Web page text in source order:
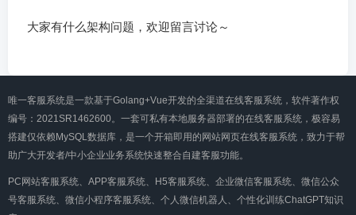
大家有什么架构问题，欢迎留言讨论～
唯一客服系统是一款基于Golang+Vue开发的全渠道在线客服系统，软件著作权
编号：2021SR1462600。一套可私有本地服务器部署的在线客服系统，极容易
搭建仅依赖MySQL数据库，是一个开箱即用的网站网页在线客服系统，致力于帮
助广大开发者/中小企业业务系统快速整合自建客服功能。
PC网站客服系统、APP客服系统、H5客服系统、企业微信客服系统、微信公众
号客服系统、微信小程序客服系统、个人微信机器人、个性化训练ChatGPT知识